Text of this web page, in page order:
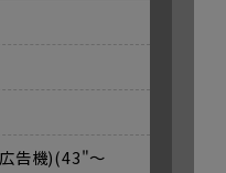
告機)(43"～